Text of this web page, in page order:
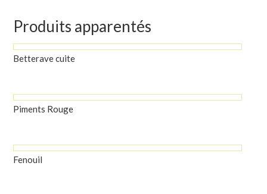
Produits apparentés
Betterave cuite
Piments Rouge
Fenouil